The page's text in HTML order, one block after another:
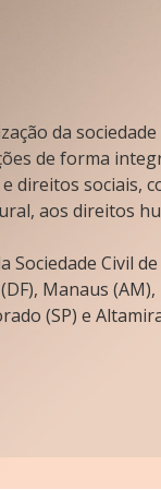
da
de forma
direitos sociais,
aos direitos
Sociedade Civil
Manaus (AM),
(SP) e